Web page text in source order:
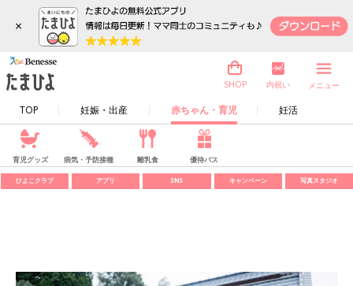
×
TOP 妊娠・出産 赤ちゃん・育児 妊活
SHOP 内祝い メニュー
育児グッズ 病気・予防接種 離乳食 優待パス
ひよこクラブ アプリ SNS キャンペーン 写真スタジオ